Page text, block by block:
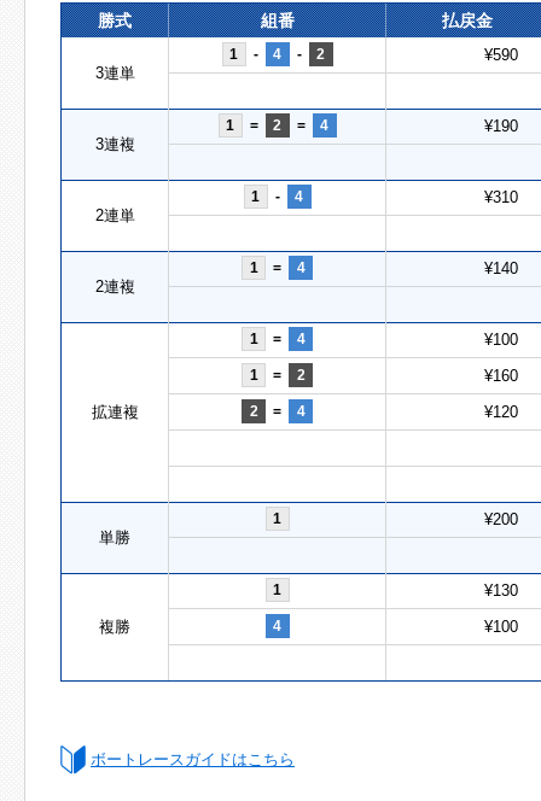
勝式 組番 払戻金
3連単
1 - 4 - 2 ¥590
3連複
1 = 2 = 4 ¥190
2連単
1 - 4 ¥310
2連複
1 = 4 ¥140
拡連複
1 = 4 ¥100
1 = 2 ¥160
2 = 4 ¥120
単勝
1 ¥200
複勝
1 ¥130
4 ¥100
ボートレースガイドはこちら